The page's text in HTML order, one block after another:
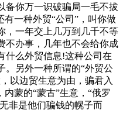
备你万一识破骗局一毛不拔
有一种外贸“公司”，叫你做
，一年交上几万到几千不等
不办事，几年也不会给你成
什么外贸信息!这种公司在
。另外一种所谓的“外贸公
以边贸生意为由，骗君入
蒙的“蒙古”生意，“俄罗
非是他们骗钱的幌子而